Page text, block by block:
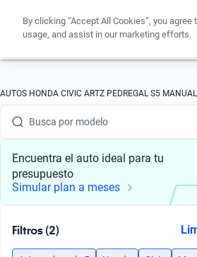
AUTOS HONDA CIVIC ARTZ PEDREGAL S5 MANUAL
Busca por marca
Busca por modelo
Busca por versión
Busca por año
Busca por modelo
Encuentra el auto ideal para tu
presupuesto
Simular plan a meses
Filtros (2)
By clicking “Accept All Cookies”, you
usage, and assist in our marketing efforts.